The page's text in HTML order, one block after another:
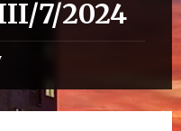
7/2024